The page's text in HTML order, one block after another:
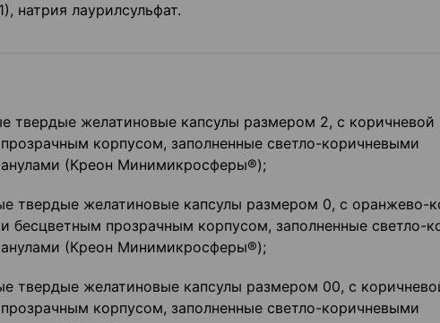
натрия лаурилсульфат.
твердые желатиновые капсулы размером 2, с коричневой
корпусом, заполненные светло-коричневыми
(Креон Минимикросферы®);
твердые желатиновые капсулы размером 0, с оранжево-
бесцветным прозрачным корпусом, заполненные светло-
(Креон Минимикросферы®);
твердые желатиновые капсулы размером 00, с
корпусом, заполненные светло-коричневыми